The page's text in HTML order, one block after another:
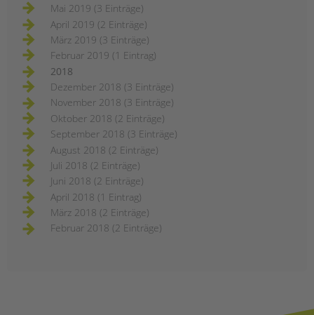
Mai 2019 (3 Einträge)
April 2019 (2 Einträge)
März 2019 (3 Einträge)
Februar 2019 (1 Eintrag)
2018
Dezember 2018 (3 Einträge)
November 2018 (3 Einträge)
Oktober 2018 (2 Einträge)
September 2018 (3 Einträge)
August 2018 (2 Einträge)
Juli 2018 (2 Einträge)
Juni 2018 (2 Einträge)
April 2018 (1 Eintrag)
März 2018 (2 Einträge)
Februar 2018 (2 Einträge)